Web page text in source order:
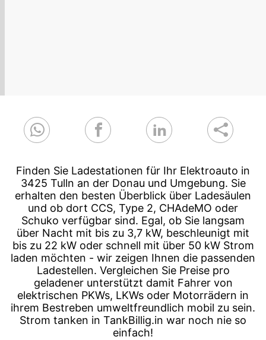
Finden Sie Ladestationen für Ihr Elektroauto in
3425 Tulln an der Donau und Umgebung. Sie
erhalten den besten Überblick über Ladesäulen
und ob dort CCS, Type 2, CHAdeMO oder
Schuko verfügbar sind. Egal, ob Sie langsam
über Nacht mit bis zu 3,7 kW, beschleunigt mit
bis zu 22 kW oder schnell mit über 50 kW Strom
laden möchten - wir zeigen Ihnen die passenden
Ladestellen. Vergleichen Sie Preise pro
geladener unterstützt damit Fahrer von
elektrischen PKWs, LKWs oder Motorrädern in
ihrem Bestreben umweltfreundlich mobil zu sein.
Strom tanken in TankBillig.in war noch nie so
einfach!